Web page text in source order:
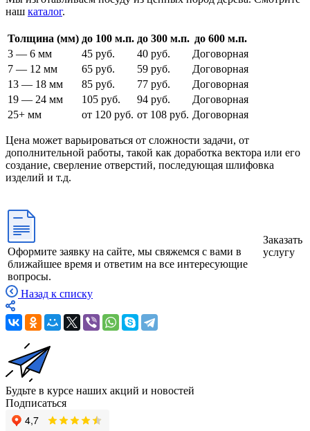
наш каталог.
Толщина (мм) до 100 м.п. до 300 м.п. до 600 м.п.
3 — 6 мм
45 руб. 40 руб.
Договорная
7 — 12 мм
65 руб. 59 руб.
Договорная
13 — 18 мм
85 руб. 77 руб.
Договорная
19 — 24 мм
105 руб. 94 руб.
Договорная
25+ мм
от 120 руб. от 108 руб. Договорная
Цена может варьироваться от сложности задачи, от
дополнительной работы, такой как доработка вектора или его
создание, сверление отверстий, последующая шлифовка
изделий и т.д.⁠
Оформите заявку на сайте, мы свяжемся с вами в
ближайшее время и ответим на все интересующие
вопросы.
Заказать
услугу
Назад к списку
Будьте в курсе наших акций и новостей
Подписаться